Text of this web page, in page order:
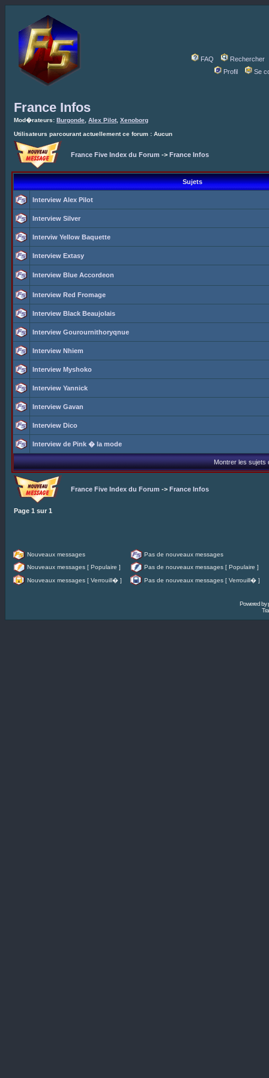
FAQ
Rechercher
Profil
Se
France Infos
Mod�rateurs: Burgonde Alex Pilot, Xenoborg
Utilisateurs parcourant actuellement ce forum : Aucun
France Five Index du Forum -> France Infos
Sujets
Interview Alex Pilot
Interview Silver
Interviw Yellow Baquette
Interview Extasy
Interview Blue Accordeon
Interview Red Fromage
Interview Black Beaujolais
Interview Gourournithoryqnue
Interview Nhiem
Interview Myshoko
Interview Yannick
Interview Gavan
Interview Dico
Interview de Pink � la mode
Montrer les sujets
France Five Index du Forum -> France Infos
Page 1 sur 1
Nouveaux messages
Pas de nouveaux messages
Nouveaux messages [ Populaire ]
Pas de nouveaux messages [ Populaire ]
Nouveaux messages [ Verrouill� ]
Pas de nouveaux messages [ Verrouill� ]
Powered by